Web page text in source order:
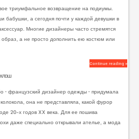
триумфальное возвращение на подиумы.
бабушки, а сегодня почти у каждой девушки в
Многие дизайнеры часто стремятся
образ, а не просто дополнить ею костюм или
Continue reading »
– французский дизайнер одежды – придумала
она не представляла, какой фурор
20-х годов XX века. Для ее пошива
даже специально открывали ателье, а мода